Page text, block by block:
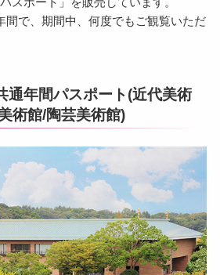
間で、期間中、何度でもご観覧いただ
通年間パスポート(近代美術
術館/陶芸美術館)